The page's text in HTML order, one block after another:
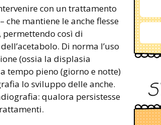
con un trattamento
che mantiene le anche flesse
permettendo così di
Di norma l’uso
(ossia la displasia
tempo pieno (giorno e notte)
lo sviluppo delle anche.
qualora persistesse